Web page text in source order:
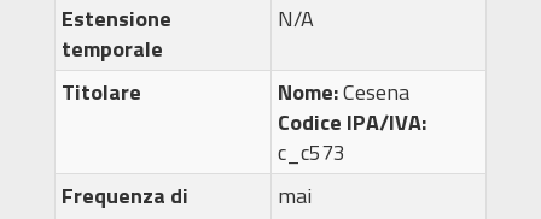
Estensione
temporale
N/A
Titolare Nome:Cesena
Codice IPA/IVA:
c_c573
Frequenza di
mai